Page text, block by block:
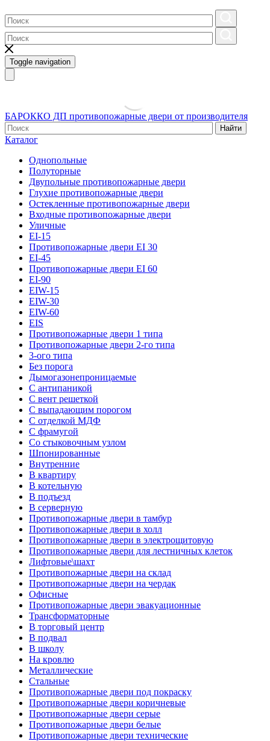
Toggle navigation
БАРОККО ДП противопожарные двери от производителя
Найти
Каталог
Однопольные
Полуторные
Двупольные противопожарные двери
Глухие противопожарные двери
Остекленные противопожарные двери
Входные противопожарные двери
Уличные
EI-15
Противопожарные двери EI 30
EI-45
Противопожарные двери EI 60
EI-90
EIW-15
EIW-30
EIW-60
EIS
Противопожарные двери 1 типа
Противопожарные двери 2-го типа
3-ого типа
Без порога
Дымогазонепроницаемые
С антипаникой
С вент решеткой
С выпадающим порогом
С отделкой МДФ
С фрамугой
Со стыковочным узлом
Шпонированные
Внутренние
В квартиру
В котельную
В подъезд
В серверную
Противопожарные двери в тамбур
Противопожарные двери в холл
Противопожарные двери в электрощитовую
Противопожарные двери для лестничных клеток
Лифтовые\шахт
Противопожарные двери на склад
Противопожарные двери на чердак
Офисные
Противопожарные двери эвакуационные
Трансформаторные
В торговый центр
В подвал
В школу
На кровлю
Металлические
Стальные
Противопожарные двери под покраску
Противопожарные двери коричневые
Противопожарные двери серые
Противопожарные двери белые
Противопожарные двери технические